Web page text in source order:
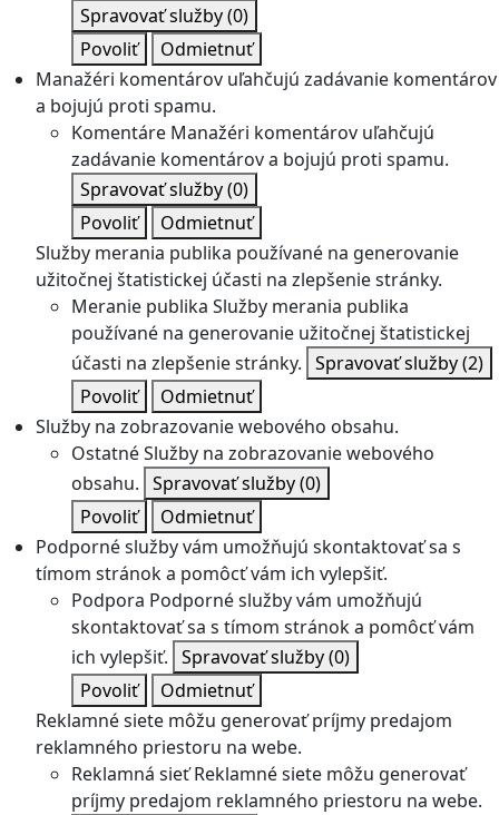
Spravovať služby(0)
Povoliť
Odmietnuť
Manažéri komentárov uľahčujú zadávanie komentárov
a bojujú proti spamu.
Komentáre Manažéri komentárov uľahčujú
zadávanie komentárov a bojujú proti spamu.
Spravovať služby(0)
Povoliť
Odmietnuť
Služby merania publika používané na generovanie
užitočnej štatistickej účasti na zlepšenie stránky.
Meranie publika Služby merania publika
používané na generovanie užitočnej štatistickej
účasti na zlepšenie stránky. Spravovať služby(2)
Povoliť
Odmietnuť
Služby na zobrazovanie webového obsahu.
OstatnéSlužby na zobrazovanie webového
obsahu. Spravovať služby(0)
Povoliť
Odmietnuť
Podporné služby vám umožňujú skontaktovať sa s
tímom stránok a pomôcť vám ich vylepšiť.
Podpora Podporné služby vám umožňujú
skontaktovať sa s tímom stránok a pomôcť vám
ich vylepšiť. Spravovať služby(0)
Povoliť
Odmietnuť
Reklamné siete môžu generovať príjmy predajom
reklamného priestoru na webe.
Reklamná sieť Reklamné siete môžu generovať
príjmy predajom reklamného priestoru na webe.